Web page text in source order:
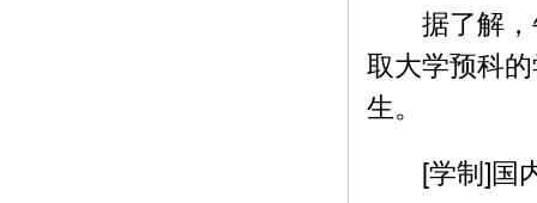
据了解，
取大学预科
生。
[学制]国内